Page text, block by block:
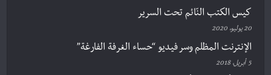
كيس الكتب النّائم تحت السرير
20 يوليو، 2020
الإنترنت المظلم وسر فيديو “حساء الغرفة الفارغة”
5 أبريل، 2018